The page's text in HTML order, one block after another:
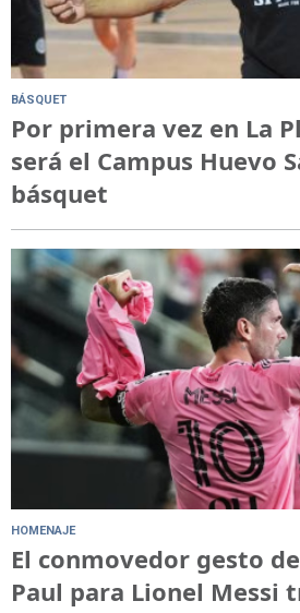
BÁSQUET
Por primera vez en La
será el Campus Huevo
básquet
HOMENAJE
El conmovedor gesto
Paul para Lionel Messi